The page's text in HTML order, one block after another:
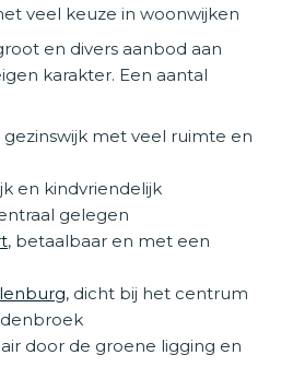
veel keuze in woonwijken
en divers aanbod aan
karakter. Een aantal
met veel ruimte en
en kindvriendelijk
gelegen
, betaalbaar en met een
, dicht bij het centrum
door de groene ligging en